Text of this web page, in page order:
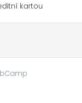
kartou